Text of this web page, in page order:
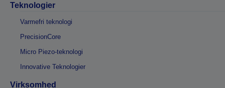
Teknologier
Varmefri teknologi
PrecisionCore
Micro Piezo-teknologi
Innovative Teknologier
Virksomhed